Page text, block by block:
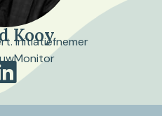
Kooy
Initiatiefnemer